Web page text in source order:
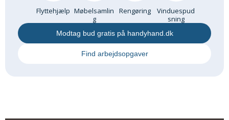
Flyttehjælp Møbelsamlin
g
Rengøring
Vinduespud
sning
Modtag bud gratis på handyhand.dk
Find arbejdsopgaver